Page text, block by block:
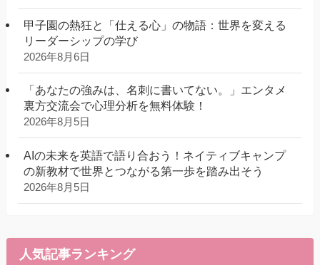
甲子園の熱狂と「仕える心」の物語：世界を変える
リーダーシップの学び
2026年8月6日
「あなたの強みは、名刺に書いてない。」エンタメ
裏方交流会で心理分析を無料体験！
2026年8月5日
AIの未来を英語で語り合おう！ネイティブキャンプ
の新教材で世界とつながる第一歩を踏み出そう
2026年8月5日
人気記事ランキング